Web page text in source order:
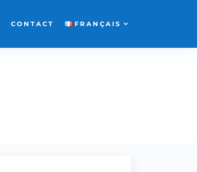
CONTACT FRANÇAIS